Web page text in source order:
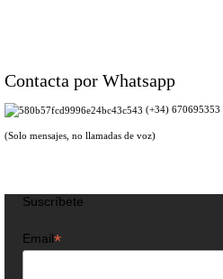
Contacta por Whatsapp
(+34) 670695353
(Solo mensajes, no llamadas de voz)
Suscríbete
Email*